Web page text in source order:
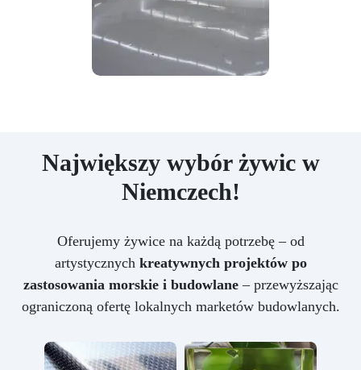
Największy wybór żywic w
Niemczech!
Oferujemy żywice na każdą potrzebę – od
artystycznych kreatywnych projektów po
zastosowania morskie i budowlane– przewyższając
ograniczoną ofertę lokalnych marketów budowlanych.